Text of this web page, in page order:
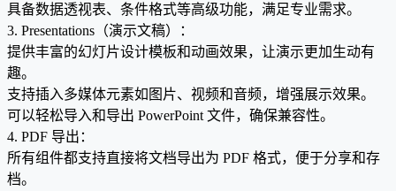
具备数据透视表、条件格式等高级功能，满足专业需求。
3. Presentations（演示文稿）：
提供丰富的幻灯片设计模板和动画效果，让演示更加生动有
趣。
支持插入多媒体元素如图片、视频和音频，增强展示效果。
可以轻松导入和导出 PowerPoint 文件，确保兼容性。
4. PDF 导出：
所有组件都支持直接将文档导出为 PDF 格式，便于分享和存
档。